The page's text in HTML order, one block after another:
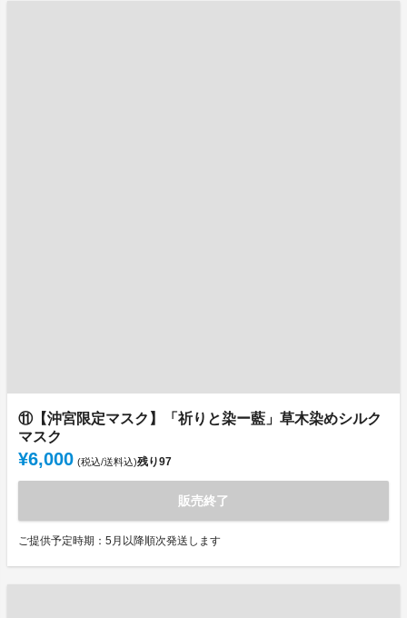
⑪【沖宮限定マスク】「祈りと染ー藍」草木染めシルク
マスク
¥6,000 (税込/送料込)残り97
販売終了
ご提供予定時期：5月以降順次発送します